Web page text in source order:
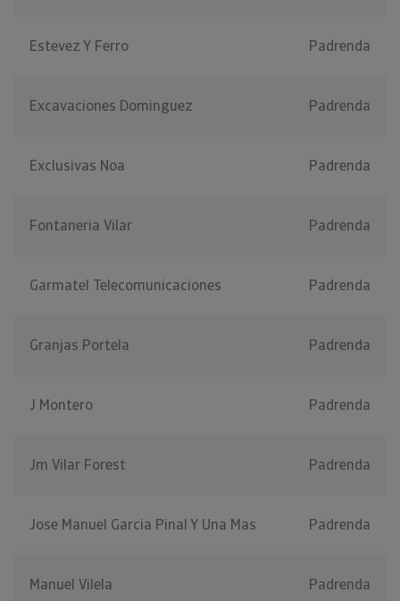
Estevez Y Ferro Padrenda
Excavaciones Dominguez Padrenda
Exclusivas Noa Padrenda
Fontaneria Vilar Padrenda
Garmatel Telecomunicaciones Padrenda
Granjas Portela Padrenda
J Montero Padrenda
Jm Vilar Forest Padrenda
Jose Manuel Garcia Pinal Y Una Mas Padrenda
Manuel Vilela Padrenda